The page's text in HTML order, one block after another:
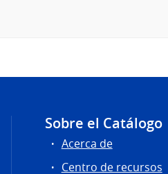
Sobre el Catálogo
Acerca de
Centro de recursos